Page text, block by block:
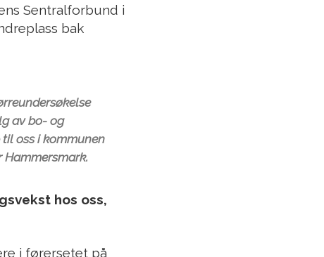
Sentralforbund i
bak
av bo- og
oss i kommunen
hos oss,
i førersetet på